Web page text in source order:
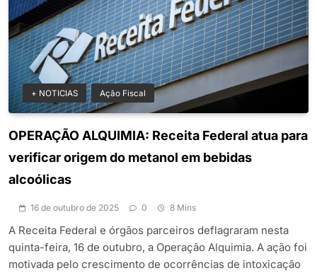
+ NOTICIAS Ação Fiscal
OPERAÇÃO ALQUIMIA: Receita Federal atua para
verificar origem do metanol em bebidas
alcoólicas
16 de outubro de 2025 0 8 Mins
A Receita Federal e órgãos parceiros deflagraram nesta
quinta-feira, 16 de outubro, a Operação Alquimia. A ação foi
motivada pelo crescimento de ocorrências de intoxicação